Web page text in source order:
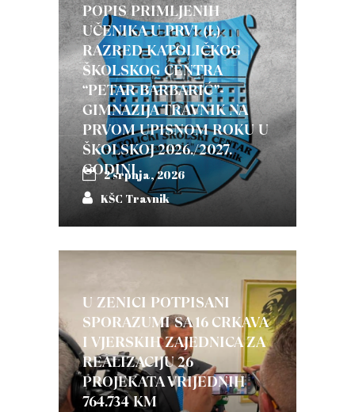
POPIS PRIMLJENIH
UČENIKA U PRVI (I.)
RAZRED KATOLIČKOG
ŠKOLSKOG CENTRA
“PETAR BARBARIĆ”-
GIMNAZIJA TRAVNIK NA
PRVOM UPISNOM ROKU U
ŠKOLSKOJ 2026./2027.
GODINI
2 srpnja, 2026
KŠC Travnik
U ZENICI POTPISANI
SPORAZUMI SA 16 CRKAVA
I VJERSKIH ZAJEDNICA ZA
REALIZACIJU 26
PROJEKATA VRIJEDNIH
764.734 KM